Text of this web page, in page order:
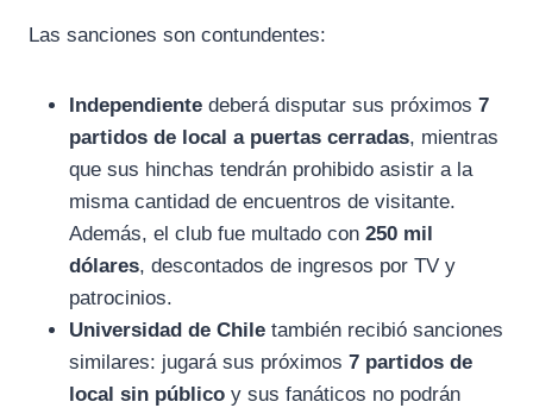
Las sanciones son contundentes:
Independiente deberá disputar sus próximos 7
partidos de local a puertas cerradas, mientras
que sus hinchas tendrán prohibido asistir a la
misma cantidad de encuentros de visitante.
Además, el club fue multado con 250 mil
dólares, descontados de ingresos por TV y
patrocinios.
Universidad de Chile también recibió sanciones
similares: jugará sus próximos 7 partidos de
local sin público y sus fanáticos no podrán